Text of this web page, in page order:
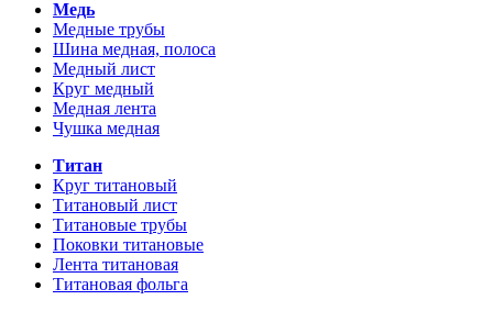
Медь
Медные трубы
Шина медная, полоса
Медный лист
Круг медный
Медная лента
Чушка медная
Титан
Круг титановый
Титановый лист
Титановые трубы
Поковки титановые
Лента титановая
Титановая фольга